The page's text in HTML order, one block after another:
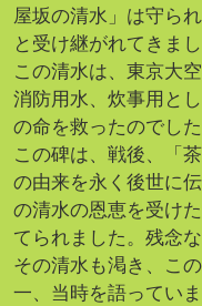
屋坂の清水」は守ら
と受け継がれてきま
この清水は、東京大
消防用水、炊事用と
の命を救ったのでした
この碑は、戦後、「
の由来を永く後世に
の清水の恩恵を受け
てられました。残念な
その清水も渇き、こ
一、当時を語っていま